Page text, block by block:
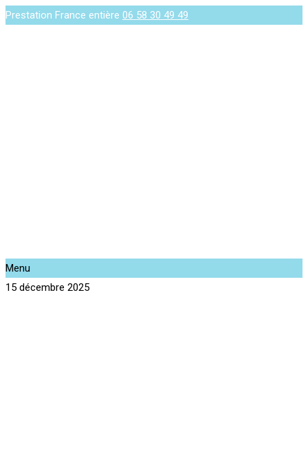
Prestation France entière 06 58 30 49 49
Menu
15 décembre 2025